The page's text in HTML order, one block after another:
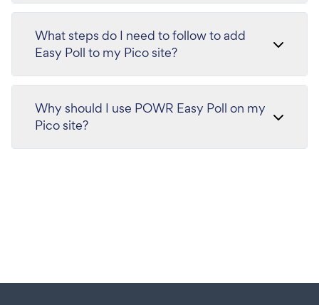
What steps do I need to follow to add
Easy Poll to my Pico site?
Why should I use POWR Easy Poll on my
Pico site?